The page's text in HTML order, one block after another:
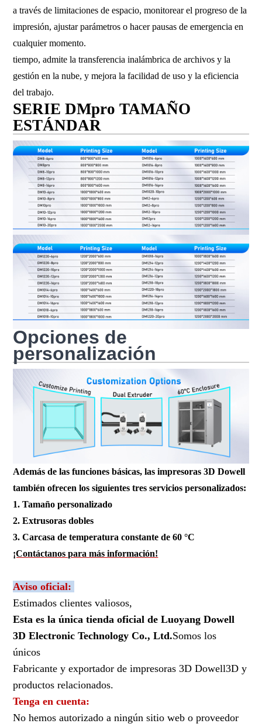
a través de limitaciones de espacio, monitorear el progreso de la
impresión, ajustar parámetros o hacer pausas de emergencia en
cualquier momento.
tiempo, admite la transferencia inalámbrica de archivos y la
gestión en la nube, y mejora la facilidad de uso y la eficiencia
del trabajo.
SERIE DMpro TAMAÑO
ESTÁNDAR
Opciones de
personalización
Además de las funciones básicas, las impresoras 3D Dowell
también ofrecen los siguientes tres servicios personalizados:
1. Tamaño personalizado
2. Extrusoras dobles
3. Carcasa de temperatura constante de 60 °C
¡Contáctanos para más información!
Aviso oficial:
Estimados clientes valiosos,
Esta es la única tienda oficial de Luoyang Dowell
3D Electronic Technology Co., Ltd.Somos los
únicos
Fabricante y exportador de impresoras 3D Dowell3D y
productos relacionados.
Tenga en cuenta:
No hemos autorizado a ningún sitio web o proveedor